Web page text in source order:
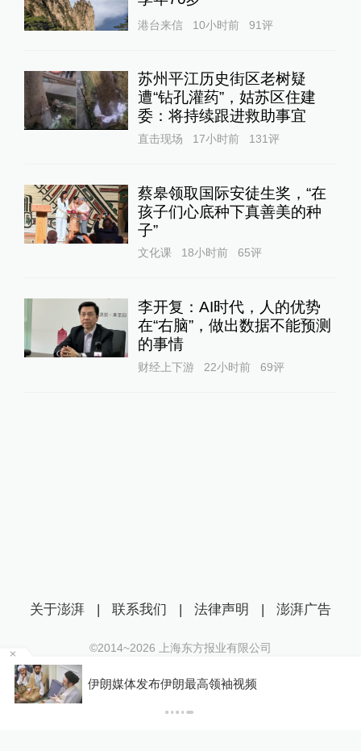
港台来信 10小时前 91评
苏州平江历史街区老树疑
遭“钻孔灌药”，姑苏区住建
委：将持续跟进救助事宜
直击现场 17小时前 131评
蔡皋领取国际安徒生奖，“在
孩子们心底种下真善美的种
子”
文化课 18小时前 65评
李开复：AI时代，人的优势
在“右脑”，做出数据不能预测
的事情
财经上下游 22小时前 69评
伊朗媒体发布伊朗最高领袖视频
关于澎湃 | 联系我们 | 法律声明 | 澎湃广告
©2014~2026 上海东方报业有限公司
沪ICP证：沪B2-20170116 | 沪ICP备14003370号
互联网新闻信息服务许可证：31120170006
沪公网安备 31010602000299号